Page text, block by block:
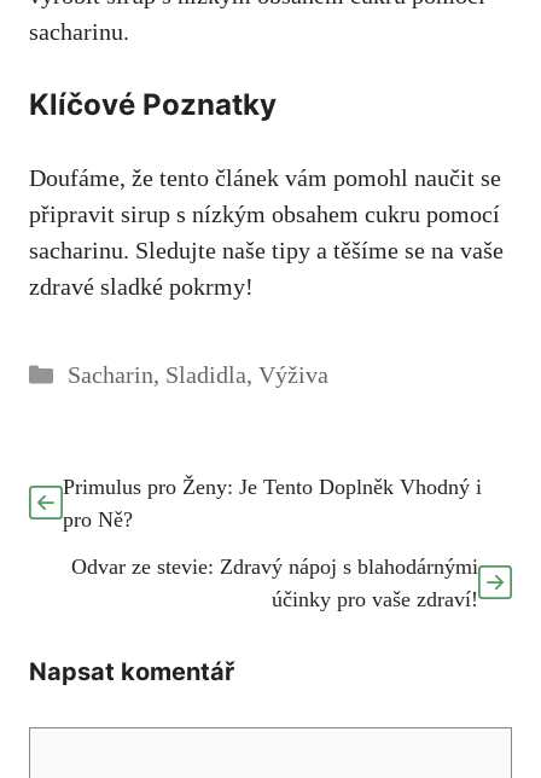
‍sacharinu.
Klíčové Poznatky
Doufáme, že ​tento článek vám pomohl naučit ‌se
‌připravit‍ sirup ⁢s ‍nízkým obsahem cukru ​pomocí‌
sacharinu. Sledujte⁤ naše tipy a těšíme se‍ na⁢ vaše
⁤zdravé sladké pokrmy!
Rubriky
Sacharin, Sladidla, Výživa
Primulus pro Ženy: Je Tento Doplněk Vhodný i
pro Ně?
Odvar ze stevie: Zdravý nápoj s blahodárnými
účinky pro vaše zdraví!
Napsat komentář